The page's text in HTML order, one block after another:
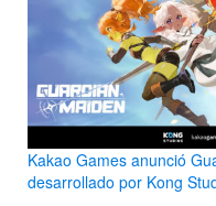
Kakao Games anunció
desarrollado por Kong